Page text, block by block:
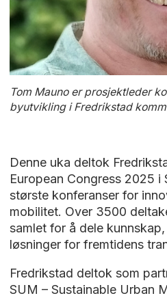
Tom Mauno er prosjektleder
byutvikling i Fredrikstad
Denne uka deltok
European Congress 2025 i
største konferanser for
mobilitet. Over 3500
samlet for å dele
løsninger for fremtidens
Fredrikstad deltok som
SUM – Sustainable Urban